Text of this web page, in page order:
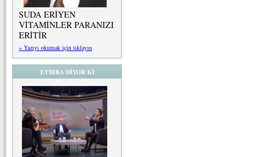
SUDA ERİYEN
VİTAMİNLER PARANIZI
ERİTİR
» Yazıyı okumak için tıklayın
ETİBBA DİYOR Kİ